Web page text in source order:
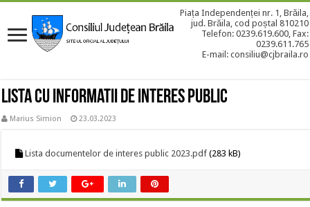
Piața Independenței nr. 1, Brăila,
jud. Brăila, cod poștal 810210
Telefon: 0239.619.600, Fax:
0239.611.765
E-mail: consiliu@cjbraila.ro
Lista cu informatii de interes public
Marius Simion 23.03.2023
Lista documentelor de interes public 2023.pdf (283 kB)